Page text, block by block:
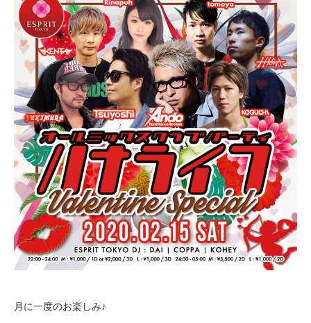
月に一度のお楽しみ♪